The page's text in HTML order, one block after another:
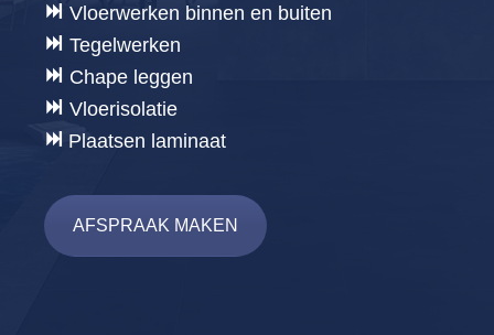
Vloerwerken binnen en buiten
Tegelwerken
Chape leggen
Vloerisolatie
Plaatsen laminaat
AFSPRAAK MAKEN